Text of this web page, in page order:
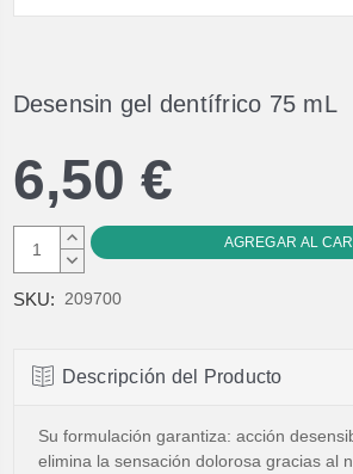
Desensin gel dentífrico 75 mL
6,50 €
AUMENTAR
CANTIDAD:
DISMINUIR
SKU: 209700
Descripción del Producto
Su formulación garantiza: acción
elimina la sensación dolorosa gracias al